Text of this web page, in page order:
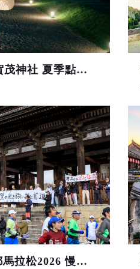
日本京都世界遺產上賀茂神社 夏季點燈7/11夢幻登場
延長報名至9/22！京都馬拉松2026 慢跑穿梭千年古都